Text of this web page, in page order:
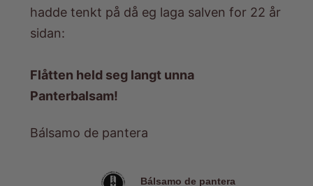
hadde tenkt på då eg laga salven for 22 år
sidan:
Flåtten held seg langt unna
Panterbalsam!
Bálsamo de pantera
Bálsamo de pantera